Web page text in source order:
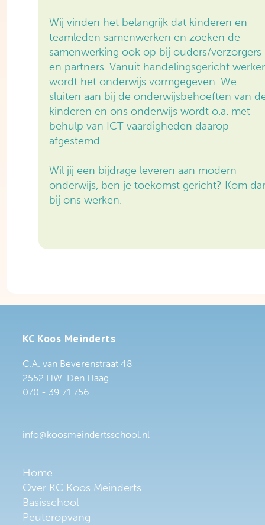
Wij vinden het belangrijk dat kinderen en
teamleden samenwerken en zoeken de
samenwerking ook op bij ouders/verzorgers
en partners. Vanuit handelingsgericht
wordt het onderwijs vormgegeven. We
sluiten aan bij de onderwijsbehoeften van
kinderen en ons onderwijs wordt o.a. met
behulp van ICT vaardigheden daarop
afgestemd.
Wil jij een bijdrage leveren aan modern
onderwijs, ben je toekomst gericht? Kom
bij ons werken.
KC Koos Meinderts
C.A. van Beverenstraat 48
2552 HW Den Haag
070 - 39 71 756
info@koosmeindertsschool.nl
Home
Over KC Koos Meinderts
Basisschool
Peuteropvang